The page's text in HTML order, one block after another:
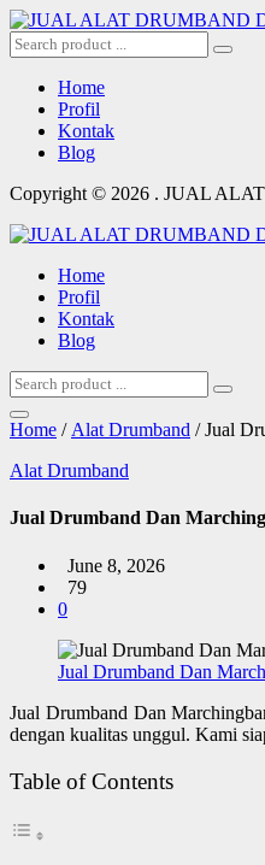
Home
Profil
Kontak
Blog
Copyright © 2026 . JUAL
Home
Profil
Kontak
Blog
Home / Alat Drumband / Jual
Alat Drumband
Jual Drumband Dan
June 8, 2026
79
0
Jual Drumband Dan
Jual Drumband Dan
dengan kualitas unggul. Kami
Table of Contents